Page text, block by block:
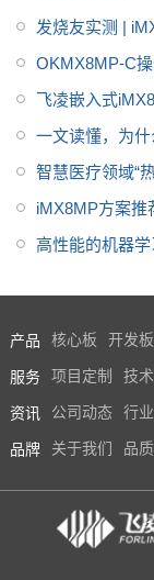
MJPG码流传输
发烧友实测 |
OKMX8MP-C
飞凌嵌入式
DK源码实现
一文读懂，为什
智慧医疗领域“
iMX8MP方案推
高性能的机器
产品 核心板 开发板
服务 项目定制 技
资讯 公司动态 行
品牌 关于我们 品